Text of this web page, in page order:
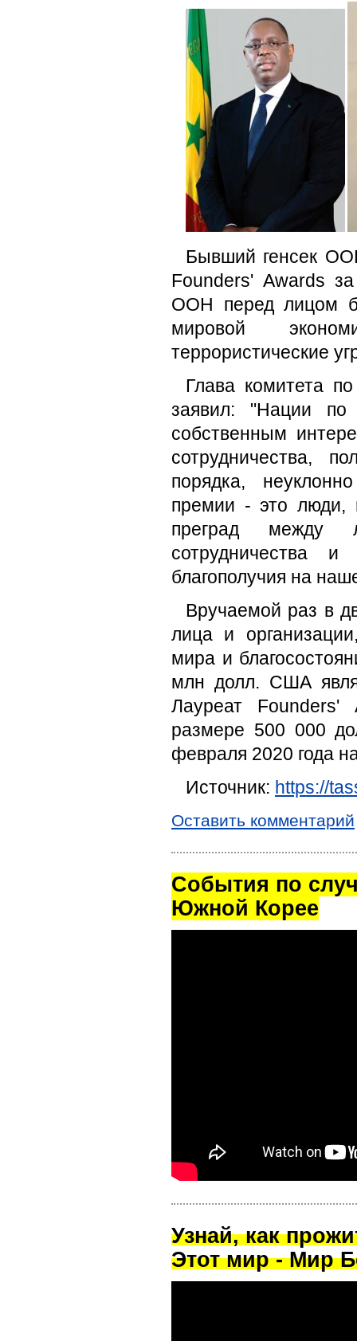
Бывший генсек
Founders' Awards
ООН перед лицом
мировой
террористические
Глава комитета
заявил: "Нации
собственным
сотрудничества,
порядка,
премии - это люди,
преград между
сотрудничества
благополучия на
Вручаемой раз в
лица и
мира и
млн долл. США
Лауреат Founders'
размере 500 000
февраля 2020 года
Источник: https://
Оставить комментарий
Cобытия по
Южной Корее
Узнай, как
Этот мир - Мир